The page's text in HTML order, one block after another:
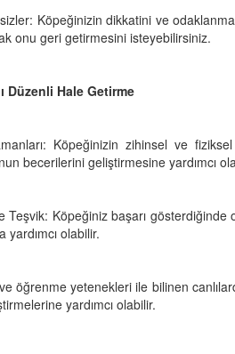
Köpeğinizin dikkatini ve
onu geri getirmesini isteyebilirsiniz.
Düzenli Hale Getirme
Köpeğinizin zihinsel ve
becerilerini geliştirmesine yardımcı
Teşvik: Köpeğiniz başarı
yardımcı olabilir.
öğrenme yetenekleri ile bilinen
yardımcı olabilir.